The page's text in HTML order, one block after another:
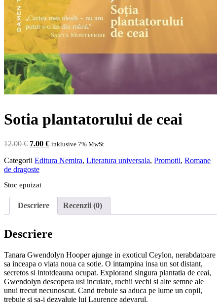
Sotia plantatorului de ceai
12.00€ Prețul
a
fost:
7.00 €Prețul
este:
inklusive 7% MwSt.
Categorii Editura Nemira, Literatura universala, Promotii, Romane
de dragoste
Stoc epuizat
Descriere Recenzii (0)
Descriere
Tanara Gwendolyn Hooper ajunge in exoticul Ceylon, nerabdatoare
sa inceapa o viata noua ca sotie. O intampina insa un sot distant,
secretos si intotdeauna ocupat. Explorand singura plantatia de ceai,
Gwendolyn descopera usi incuiate, rochii vechi si alte semne ale
unui trecut necunoscut. Cand trebuie sa aduca pe lume un copil,
trebuie si sa-i dezvaluie lui Laurence adevarul.